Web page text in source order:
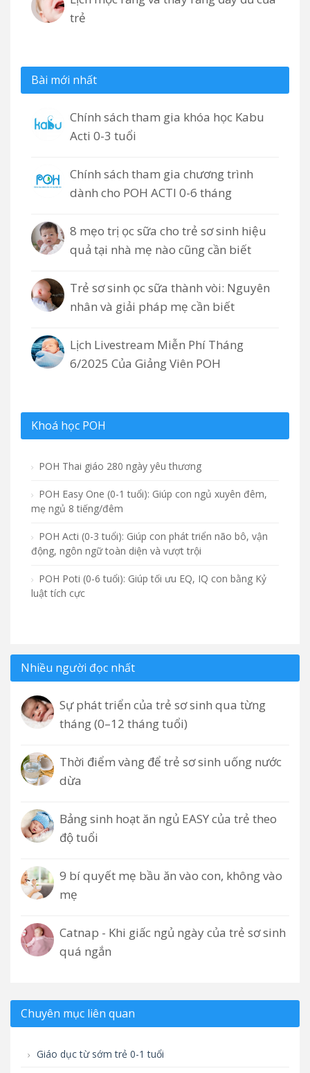
trẻ
Bài mới nhất
Chính sách tham gia khóa học Kabu
Acti 0-3 tuổi
Chính sách tham gia chương trình
dành cho POH ACTI 0-6 tháng
8 mẹo trị ọc sữa cho trẻ sơ sinh hiệu
quả tại nhà mẹ nào cũng cần biết
Trẻ sơ sinh ọc sữa thành vòi: Nguyên
nhân và giải pháp mẹ cần biết
Lịch Livestream Miễn Phí Tháng
6/2025 Của Giảng Viên POH
Khoá học POH
POH Thai giáo 280 ngày yêu thương
POH Easy One (0-1 tuổi): Giúp con ngủ xuyên đêm,
mẹ ngủ 8 tiếng/đêm
POH Acti (0-3 tuổi): Giúp con phát triển não bô, vận
động, ngôn ngữ toàn diện và vượt trội
POH Poti (0-6 tuổi): Giúp tối ưu EQ, IQ con bằng Kỷ
luật tích cực
Nhiều người đọc nhất
Sự phát triển của trẻ sơ sinh qua từng
tháng (0–12 tháng tuổi)
Thời điểm vàng để trẻ sơ sinh uống nước
dừa
Bảng sinh hoạt ăn ngủ EASY của trẻ theo
độ tuổi
9 bí quyết mẹ bầu ăn vào con, không vào
mẹ
Catnap - Khi giấc ngủ ngày của trẻ sơ sinh
quá ngắn
Chuyên mục liên quan
Giáo dục từ sớm trẻ 0-1 tuổi